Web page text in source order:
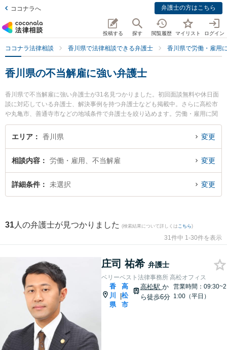
ココナラへ 弁護士の方はこちら
投稿する 探す 閲覧履歴 マイリスト ログイン
ココナラ法律相談 香川県で法律相談できる弁護士 香川県で労働・雇用
香川県の不当解雇に強い弁護士
香川県で不当解雇に強い弁護士が31名見つかりました。初回面談無料や休日面
談に対応している弁護士、解決事例を持つ弁護士なども掲載中。さらに高松市
や丸亀市、善通寺市などの地域条件で弁護士を絞り込めます。労働・雇用に関
係する不当解雇や退職勧奨、内定取消等の細かな分野での絞り込み検索もでき
便利です。特にベリーベスト法律事務所 高松オフィスの庄司 祐希弁護士や弁護
れています。『香川県で土日や夜間に発生した不当解雇のトラブルを今すぐに
弁護士に相談したい』『不当解雇のトラブル解決の実績豊富な近くの弁護士を
検索したい』『初回相談無料で不当解雇を法律相談できる香川県内の弁護士に
エリア 香川県 変更
相談内容 労働・雇用、不当解雇 変更
詳細条件 未選択 変更
31 人の弁護士が見つかりました (検索結果について詳しくは こちら)
31件中 1-30件を表示
庄司 祐希 弁護士
ベリーベスト法律事務所 高松オフィス
香
川
県
|
高
松
市
高松駅 か
ら徒歩6分
営業時間：09:30~2
1:00（平日）